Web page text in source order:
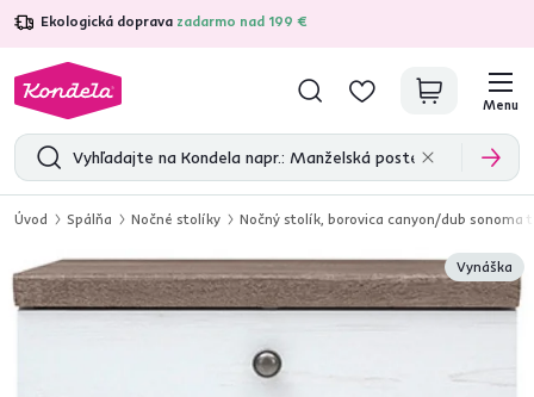
Ekologická doprava zadarmo nad 199 €
4,7 31 211overených produktových recenzií
Menu
Úvod Spálňa Nočné stolíky Nočný stolík, borovica canyon/dub sonoma
Vynáška